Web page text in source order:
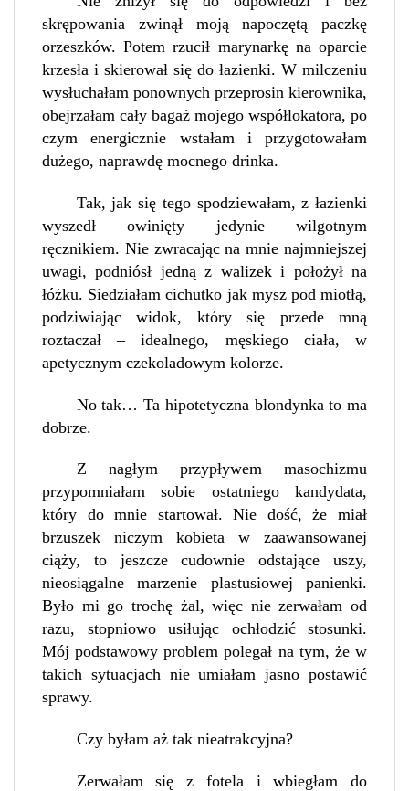
skrępowania zwinął moją napoczętą paczkę
orzeszków. Potem rzucił marynarkę na oparcie
krzesła i skierował się do łazienki. W milczeniu
wysłuchałam ponownych przeprosin kierownika,
obejrzałam cały bagaż mojego współlokatora, po
czym energicznie wstałam i przygotowałam
dużego, naprawdę mocnego drinka.
Tak, jak się tego spodziewałam, z łazienki
wyszedł owinięty jedynie wilgotnym
ręcznikiem. Nie zwracając na mnie najmniejszej
uwagi, podniósł jedną z walizek i położył na
łóżku. Siedziałam cichutko jak mysz pod miotłą,
podziwiając widok, który się przede mną
roztaczał – idealnego, męskiego ciała, w
apetycznym czekoladowym kolorze.
No tak… Ta hipotetyczna blondynka to ma
dobrze.
Z nagłym przypływem masochizmu
przypomniałam sobie ostatniego kandydata,
który do mnie startował. Nie dość, że miał
brzuszek niczym kobieta w zaawansowanej
ciąży, to jeszcze cudownie odstające uszy,
nieosiągalne marzenie plastusiowej panienki.
Było mi go trochę żal, więc nie zerwałam od
razu, stopniowo usiłując ochłodzić stosunki.
Mój podstawowy problem polegał na tym, że w
takich sytuacjach nie umiałam jasno postawić
sprawy.
Czy byłam aż tak nieatrakcyjna?
Zerwałam się z fotela i wbiegłam do